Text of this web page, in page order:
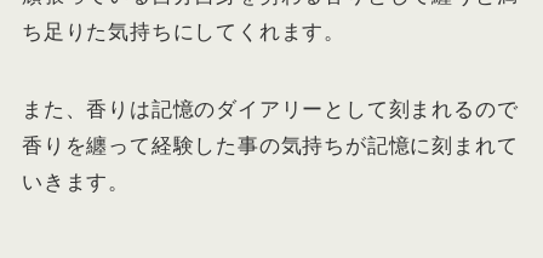
ち足りた気持ちにしてくれます。
また、香りは記憶のダイアリーとして刻まれるので
香りを纏って経験した事の気持ちが記憶に刻まれて
いきます。